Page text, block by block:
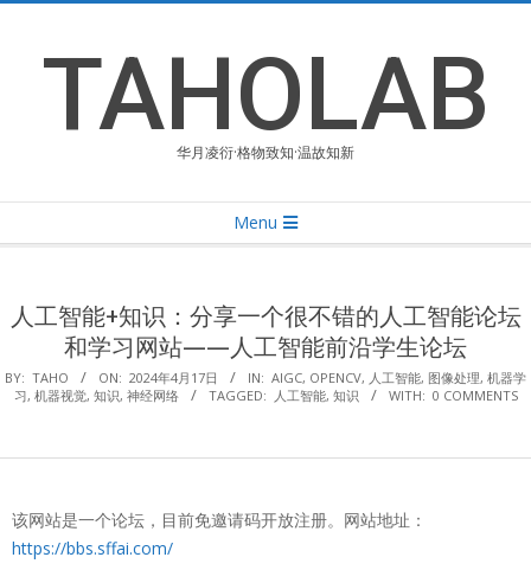
contentTAHOLAB
华月凌衍·格物致知·温故知新
Navigation
Menu
人工智能+知识：分享一个很不错的人工智能论坛
和学习网站——人工智能前沿学生论坛
BY: TAHO ON: 2024年4月17日 IN: AIGC, OPENCV, 人工智能, 图像处理, 机器学
习, 机器视觉, 知识, 神经网络 TAGGED: 人工智能, 知识 WITH: 0 COMMENTS
该网站是一个论坛，目前免邀请码开放注册。网站地址：
https://bbs.sffai.com/